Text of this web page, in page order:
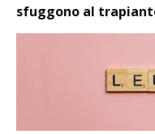
sfuggono al